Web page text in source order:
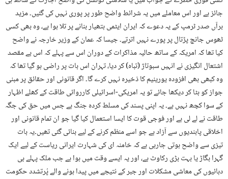
جائز ہے اور اس معاملے میں یہ شرائط واضح طور پر پوری نہیں کی گئیں۔ مزید
برآں صدر ٹرمپ کے یہ دعوے کہ ایران ایٹمی ہتھیار بنانے پر تلا ہوا ہے، وہ بھی کسی
ٹھوس جانچ پڑتال پر پورے نہیں اترتے۔ جیسا کہ عمان کے وزیر خارجہ نے واضح
کیا تھا کہ امریکہ کے ساتھ حالیہ مذاکرات کے دوران اس سے پہلے کہ اس بے مقصد
اشتعال انگیزی نے انہیں سبوتاژ (تباہ) کر دیا، تہران اس بات پر راضی ہو گیا تھا کہ
وہ کبھی بھی افزودہ یورینیم کا ذخیرہ نہیں کرے گا۔ اگر قانونی اور حقائق پر مبنی
جواز کو ہٹا کر دیکھا جائے تو یہ امریکی-اسرائیلی کارروائی طاقت کے کھلے اظہار
کے سوا کچھ نہیں ہے۔ یہ اپنی پسند کی مسلط کردہ جنگ ہے جس میں حق کی جگہ
طاقت نے لے لی ہے اور فوجی قوت کا ایسا استعمال کیا گیا جو ان تمام قانونی اور
اخلاقی پابندیوں سے آزاد ہے جو اسے منظم کرنے کے لیے بنائی گئی تھیں۔یہ بات
تیزی سے واضح ہوتی جارہی ہے کہ خامنہ ای کی شہارت ایرانی ریاست کے لیے ایک
گہرا بگاڑ یا بہت بڑی رکاوٹ ہے، اور یہ ایسے وقت میں ہوا ہے جب ملک پہلے ہی
دہائیوں کی معاشی مشکلات اور جبر کے نتیجے میں پیدا ہونے والے پُرتشدد حکومت